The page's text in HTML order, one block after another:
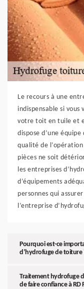
Le recours à une
indispensable si
votre toit en tuile et
dispose d’une
qualité de
pièces ne soit
les entreprises
d’équipements
personnes qui
l’entreprise
Pourquoi est-ce
d’hydrofuge de toiture
Traitement hydrofuge
de faire confiance à RD